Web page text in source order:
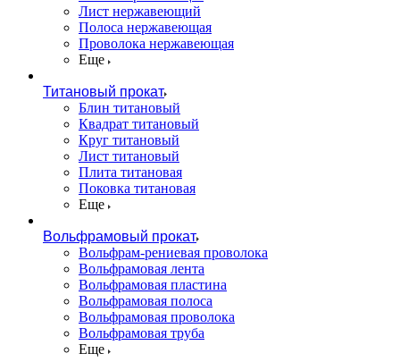
Лист нержавеющий
Полоса нержавеющая
Проволока нержавеющая
Еще
Титановый прокат
Блин титановый
Квадрат титановый
Круг титановый
Лист титановый
Плита титановая
Поковка титановая
Еще
Вольфрамовый прокат
Вольфрам-рениевая проволока
Вольфрамовая лента
Вольфрамовая пластина
Вольфрамовая полоса
Вольфрамовая проволока
Вольфрамовая труба
Еще